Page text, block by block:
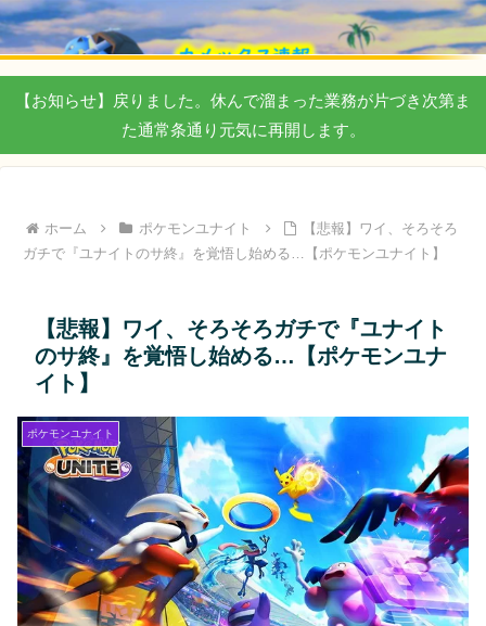
【お知らせ】戻りました。休んで溜まった業務が片づき次第ま
た通常条通り元気に再開します。
ホーム ポケモンユナイト
【悲報】ワイ、そろそろ
ガチで『ユナイトのサ終』を覚悟し始める…【ポケモンユナイト】
【悲報】ワイ、そろそろガチで『ユナイト
のサ終』を覚悟し始める…【ポケモンユナ
イト】
ポケモンユナイト